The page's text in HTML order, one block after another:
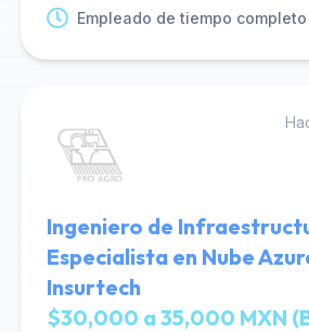
Empleado de tiempo completo
Ingeniero de
Especialista en Nube
Insurtech
$30,000 a 35,000 MXN